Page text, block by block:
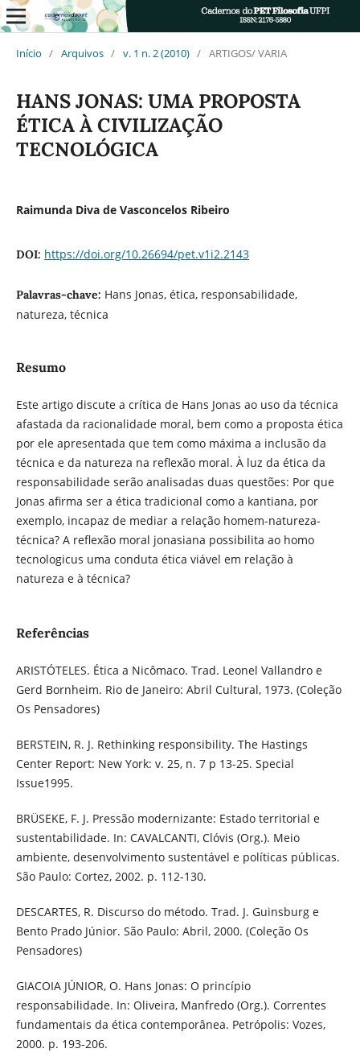
Início / Arquivos / v. 1 n. 2 (2010) / ARTIGOS/ VARIA
HANS JONAS: UMA PROPOSTA
ÉTICA À CIVILIZAÇÃO
TECNOLÓGICA
Raimunda Diva de Vasconcelos Ribeiro
DOI: https://doi.org/10.26694/pet.v1i2.2143
Palavras-chave: Hans Jonas, ética, responsabilidade,
natureza, técnica
Resumo
Este artigo discute a crítica de Hans Jonas ao uso da técnica
afastada da racionalidade moral, bem como a proposta ética
por ele apresentada que tem como máxima a inclusão da
técnica e da natureza na reflexão moral. À luz da ética da
responsabilidade serão analisadas duas questões: Por que
Jonas afirma ser a ética tradicional como a kantiana, por
exemplo, incapaz de mediar a relação homem-natureza-
técnica? A reflexão moral jonasiana possibilita ao homo
tecnologicus uma conduta ética viável em relação à
natureza e à técnica?
Referências
ARISTÓTELES. Ética a Nicômaco. Trad. Leonel Vallandro e
Gerd Bornheim. Rio de Janeiro: Abril Cultural, 1973. (Coleção
Os Pensadores)
BERSTEIN, R. J. Rethinking responsibility. The Hastings
Center Report: New York: v. 25, n. 7 p 13-25. Special
Issue1995.
BRÜSEKE, F. J. Pressão modernizante: Estado territorial e
sustentabilidade. In: CAVALCANTI, Clóvis (Org.). Meio
ambiente, desenvolvimento sustentável e políticas públicas.
São Paulo: Cortez, 2002. p. 112-130.
DESCARTES, R. Discurso do método. Trad. J. Guinsburg e
Bento Prado Júnior. São Paulo: Abril, 2000. (Coleção Os
Pensadores)
GIACOIA JÚNIOR, O. Hans Jonas: O princípio
responsabilidade. In: Oliveira, Manfredo (Org.). Correntes
fundamentais da ética contemporânea. Petrópolis: Vozes,
2000. p. 193-206.